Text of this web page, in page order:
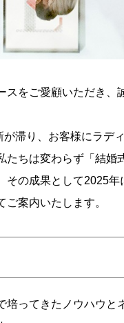
をご愛顧いただき、
滞り、お客様にラデ
ちは変わらず「結婚
その成果として2025
案内いたします。
ってきたノウハウと